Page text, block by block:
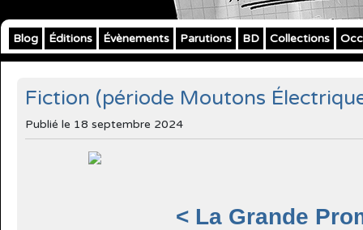
Blog Éditions Évènements Parutions BD Collections
Fiction (période Moutons
Publié le 18 septembre 2024
< La Grande